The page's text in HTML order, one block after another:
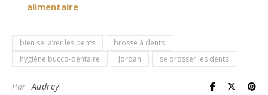
alimentaire
bien se laver les dents
brosse à dents
hygiène bucco-dentaire
Jordan se brosser les dents
ParAudrey